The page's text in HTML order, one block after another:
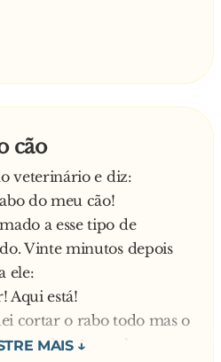
cão
veterinário e diz:
do meu cão!
a esse tipo de
Vinte minutos depois
ele:
Aqui está!
cortar o rabo todo mas o
pedaço! – reclama o